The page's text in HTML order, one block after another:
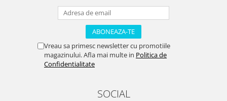
Vreau sa primesc newsletter cu promotiile
magazinului. Afla mai multe in Politica de
Confidentialitate
SOCIAL